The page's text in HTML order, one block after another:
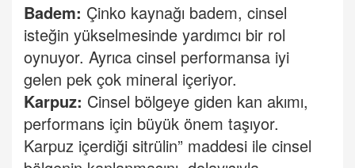
Badem: Çinko kaynağı badem, cinsel
isteğin yükselmesinde yardımcı bir rol
oynuyor. Ayrıca cinsel performansa iyi
gelen pek çok mineral içeriyor.
Karpuz: Cinsel bölgeye giden kan akımı,
performans için büyük önem taşıyor.
Karpuz içerdiği sitrülin” maddesi ile cinsel